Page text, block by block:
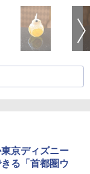
京ディズニー
る「首都圏ウ